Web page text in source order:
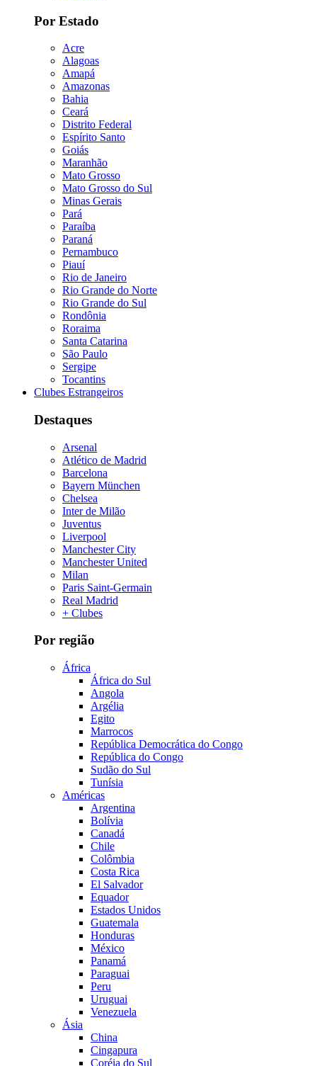
Por Estado
Acre
Alagoas
Amapá
Amazonas
Bahia
Ceará
Distrito Federal
Espírito Santo
Goiás
Maranhão
Mato Grosso
Mato Grosso do Sul
Minas Gerais
Pará
Paraíba
Paraná
Pernambuco
Piauí
Rio de Janeiro
Rio Grande do Norte
Rio Grande do Sul
Rondônia
Roraima
Santa Catarina
São Paulo
Sergipe
Tocantins
Clubes Estrangeiros
Destaques
Arsenal
Atlético de Madrid
Barcelona
Bayern München
Chelsea
Inter de Milão
Juventus
Liverpool
Manchester City
Manchester United
Milan
Paris Saint-Germain
Real Madrid
+ Clubes
Por região
África
África do Sul
Angola
Argélia
Egito
Marrocos
República Democrática do Congo
República do Congo
Sudão do Sul
Tunísia
Américas
Argentina
Bolívia
Canadá
Chile
Colômbia
Costa Rica
El Salvador
Equador
Estados Unidos
Guatemala
Honduras
México
Panamá
Paraguai
Peru
Uruguai
Venezuela
Ásia
China
Cingapura
Coréia do Sul